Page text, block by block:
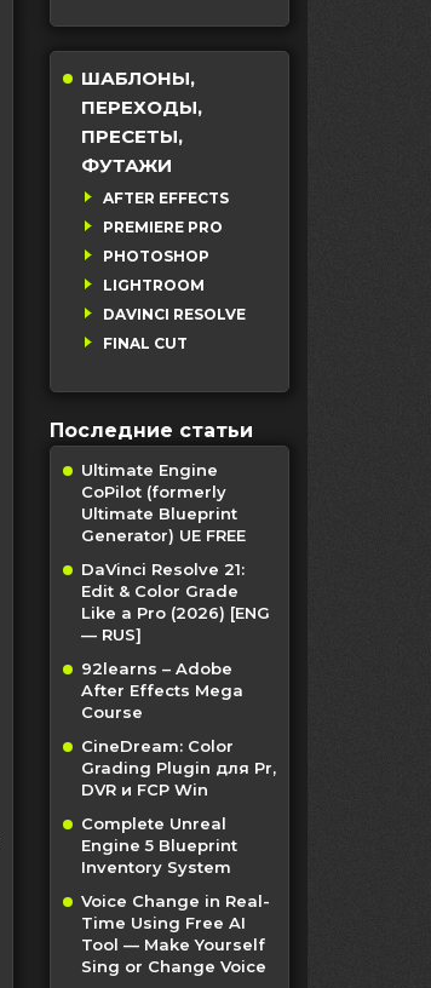
ШАБЛОНЫ,
ПЕРЕХОДЫ,
ПРЕСЕТЫ,
ФУТАЖИ
AFTER EFFECTS
PREMIERE PRO
PHOTOSHOP
LIGHTROOM
DAVINCI RESOLVE
FINAL CUT
Последние статьи
Ultimate Engine
CoPilot (formerly
Ultimate Blueprint
Generator) UE FREE
DaVinci Resolve 21:
Edit & Color Grade
Like a Pro (2026) [ENG
— RUS]
92learns – Adobe
After Effects Mega
Course
CineDream: Color
Grading Plugin для Pr,
DVR и FCP Win
Complete Unreal
Engine 5 Blueprint
Inventory System
Voice Change in Real-
Time Using Free AI
Tool — Make Yourself
Sing or Change Voice